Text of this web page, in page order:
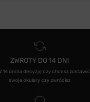
ZWROTY DO 14 DNI
14 dni na decyzję czy chcesz zostawić
swoje okulary czy zwrócisz